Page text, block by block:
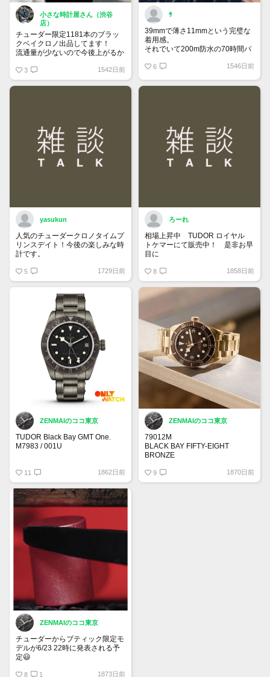
小さな時計屋さん（渋谷
店）
チューダー限定1181本のブラッ
クベイクロノ出品してます！
流通量が少ないので今後上がるか
買えるのは
最後かもしれませんよ？ぜひこの
3 1542日前
ｻ
39mmで薄さ11mmという完璧な
着用感。
それでいて200m防水の70時間パ
デザインもさることながら性能も
す。
6 1546日前
yasukun
人気のチューダークロノタイムプ
リンスデイト！今後の楽しみな時
計です。
5 1729日前
ろーれ
相場上昇中 TUDOR ロイヤル
トケマーにて販売中！ 是非お早
目に
8 1858日前
ZENMAIのココ東京
TUDOR Black Bay GMT One.
M7983 / 001U
イGMTワン格好良いですね。
41mm
キャリバーMT5652-1U
11 1862日前
ZENMAIのココ東京
79012M
BLACK BAY FIFTY-EIGHT
BRONZE
マニュファクチュール キャリバ
ー MT5400 (COSC)
9 1870日前
ZENMAIのココ東京
チューダーからブティック限定モ
デルが6/23 22時に発表される予
定😃
カーボン？？？
8 1 1873日前